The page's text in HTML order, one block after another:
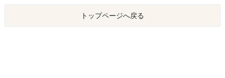
トップページへ戻る